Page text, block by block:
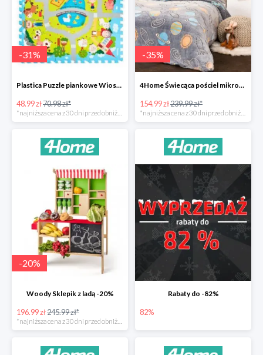
-31%
Plastica Puzzle piankowe Wioska -31%
48.99 zł70.98 zł*
-35%
4Home Świecąca pościel mikroflanela Planetarium -35%
154.99 zł239.99 zł*
-20%
Woody Sklepik z ladą -20%
196.99 zł245.99 zł*
*najniższa cena z 30 dni przed obniżką
Rabaty do -82%
82%